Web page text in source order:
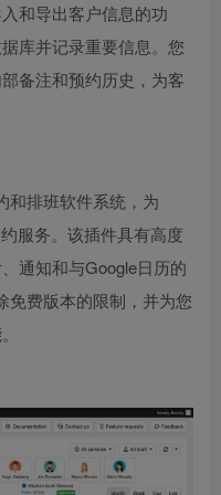
和导出客户信息的功
库并记录重要信息。您
备注和预约历史，为客
和排班软件系统，为
服务。该插件具有高度
通知和与Google日历的
免费版本的限制，并为您